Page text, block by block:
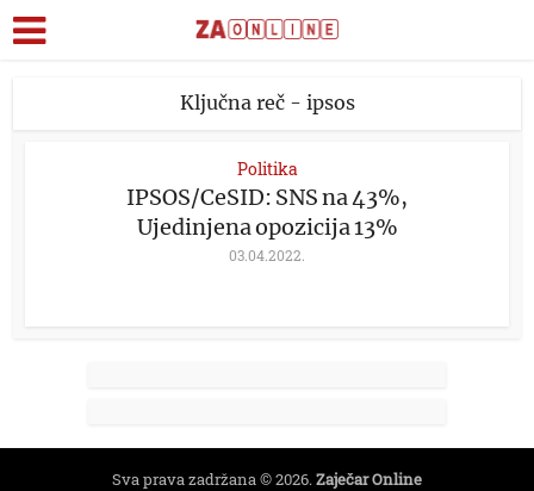
Ključna reč - ipsos
Politika
IPSOS/CeSID: SNS na 43%,
Ujedinjena opozicija 13%
03.04.2022.
Sva prava zadržana © 2026.Zaječar Online